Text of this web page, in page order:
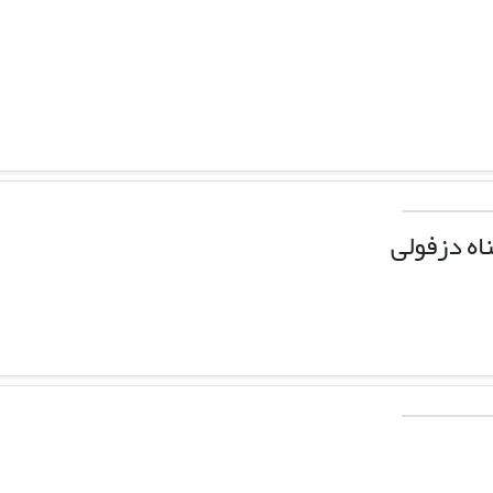
دزفولی